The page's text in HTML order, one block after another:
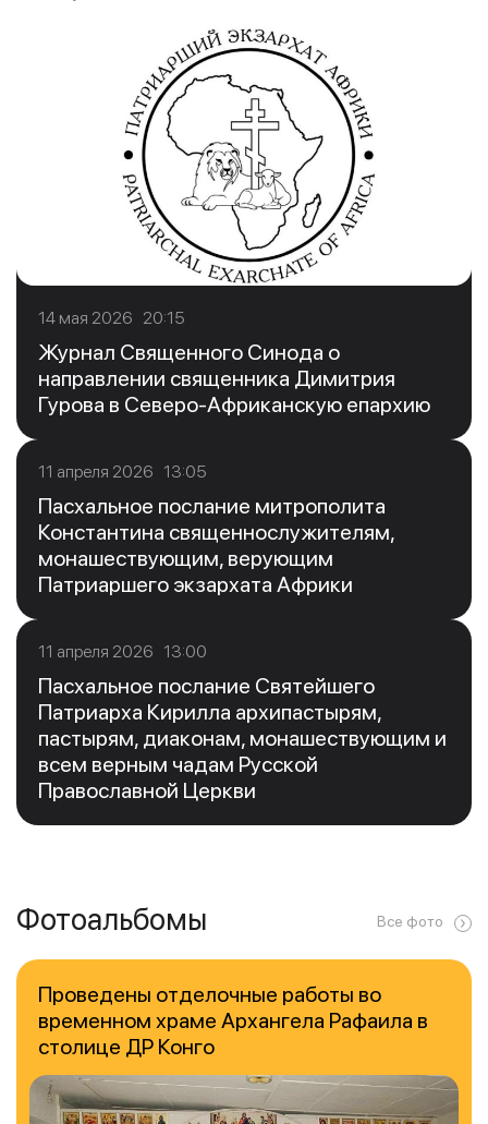
14 мая 2026 20:15
Журнал Священного Синода о
направлении священника Димитрия
Гурова в Северо-Африканскую епархию
11 апреля 2026 13:05
Пасхальное послание митрополита
Константина священнослужителям,
монашествующим, верующим
Патриаршего экзархата Африки
11 апреля 2026 13:00
Пасхальное послание Святейшего
Патриарха Кирилла архипастырям,
пастырям, диаконам, монашествующим и
всем верным чадам Русской
Православной Церкви
Фотоальбомы Все фото
Проведены отделочные работы во
временном храме Архангела Рафаила в
столице ДР Конго